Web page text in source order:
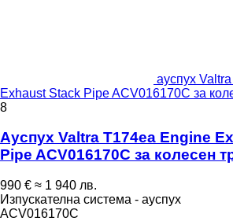
ауспух
Exhaust Stack Pipe ACV016170C за
8
Ауспух Valtra T174ea Engine
Pipe ACV016170C за колесен
990 € ≈ 1 940 лв.
Изпускателна система - ауспух
ACV016170C